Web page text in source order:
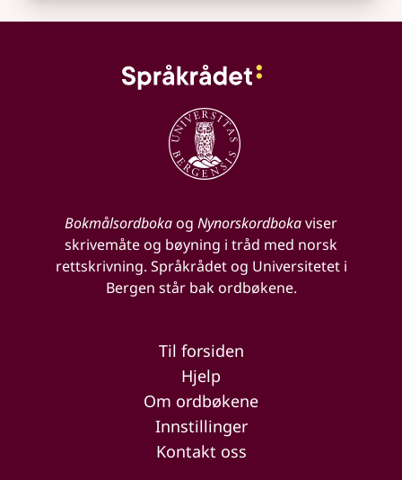
Bokmålsordbokaog Nynorskordbokaviser
skrivemåte og bøyning i tråd med norsk
rettskrivning. Språkrådet og Universitetet i
Bergen står bak ordbøkene.
Til forsiden
Hjelp
Om ordbøkene
Innstillinger
Kontakt oss